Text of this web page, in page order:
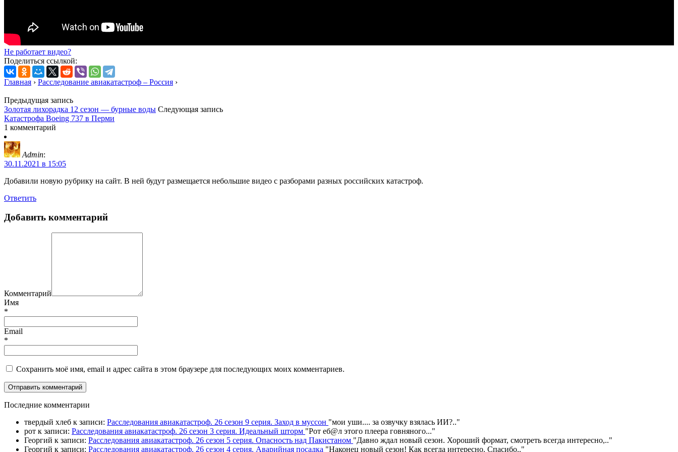
Не работает видео?
Поделиться ссылкой:
Главная › Расследование авиакатастроф – Россия ›
Предыдущая запись
Золотая лихорадка 12 сезон — бурные воды Следующая запись
Катастрофа Boeing 737 в Перми
1 комментарий
Admin:
30.11.2021 в 15:05
Добавили новую рубрику на сайт. В ней будут размещается небольшие видео с разборами разных российских катастроф.
Ответить
Добавить комментарий
Комментарий
Имя
*
Email
*
Сохранить моё имя, email и адрес сайта в этом браузере для последующих моих комментариев.
Последние комментарии
твердый хлеб к записи: Расследования авиакатастроф. 26 сезон 9 серия. Заход в муссон "мои уши.... за озвучку взялась ИИ?.."
рот к записи: Расследования авиакатастроф. 26 сезон 3 серия. Идеальный шторм "Рот еб@л этого плеера говняного..."
Георгий к записи: Расследования авиакатастроф. 26 сезон 5 серия. Опасность над Пакистаном "Давно ждал новый сезон. Хороший формат, смотреть всегда интересно,.."
Георгий к записи: Расследования авиакатастроф. 26 сезон 4 серия. Аварийная посадка "Наконец новый сезон! Как всегда интересно. Спасибо.."